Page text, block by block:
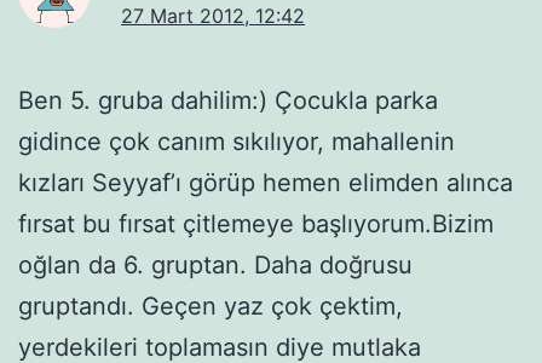
27 Mart 2012, 12:42
Ben 5. gruba dahilim:) Çocukla parka
gidince çok canım sıkılıyor, mahallenin
kızları Seyyaf’ı görüp hemen elimden alınca
fırsat bu fırsat çitlemeye başlıyorum.Bizim
oğlan da 6. gruptan. Daha doğrusu
gruptandı. Geçen yaz çok çektim,
yerdekileri toplamasın diye mutlaka